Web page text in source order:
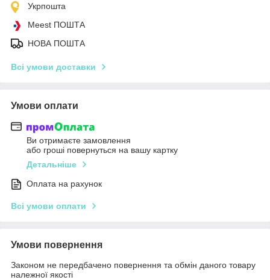
Укрпошта
Meest ПОШТА
НОВА ПОШТА
Всі умови доставки
Умови оплати
Ви отримаєте замовлення
або гроші повернуться на вашу картку
Детальніше
Оплата на рахунок
Всі умови оплати
Умови повернення
Законом не передбачено повернення та обмін даного товару
належної якості